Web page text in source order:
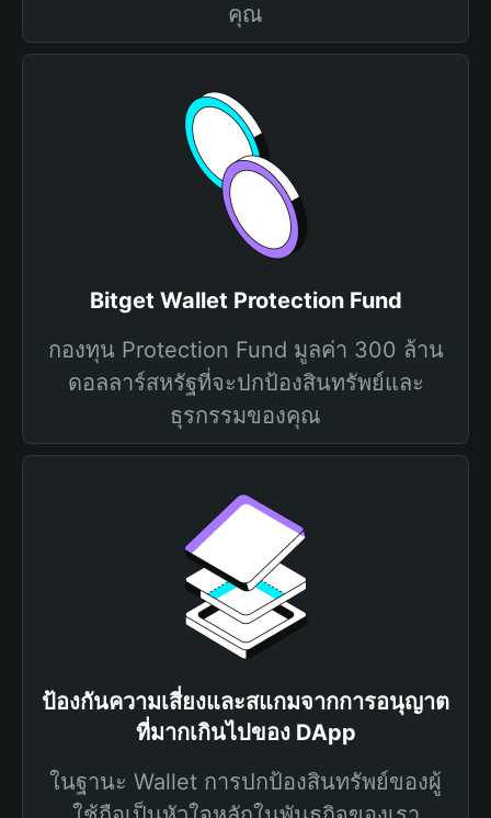
คุณ
Bitget Wallet Protection Fund
กองทุน Protection Fund มูลค่า 300 ล้าน
ดอลลาร์สหรัฐที่จะปกป้องสินทรัพย์และ
ธุรกรรมของคุณ
ป้องกันความเสี่ยงและสแกมจากการอนุญาต
ที่มากเกินไปของ DApp
ในฐานะ Wallet การปกป้องสินทรัพย์ของผู้